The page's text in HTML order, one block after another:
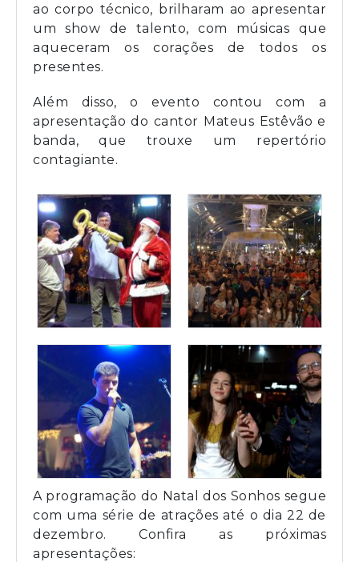
ao corpo técnico, brilharam ao apresentar
um show de talento, com músicas que
aqueceram os corações de todos os
presentes.
Além disso, o evento contou com a
apresentação do cantor Mateus Estêvão e
banda, que trouxe um repertório
contagiante.
A programação do Natal dos Sonhos segue
com uma série de atrações até o dia 22 de
dezembro. Confira as próximas
apresentações: